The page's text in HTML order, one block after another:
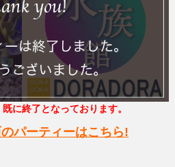
に終了となっております。
パーティーはこちら!